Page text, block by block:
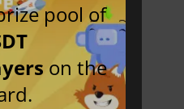
pool of
on the